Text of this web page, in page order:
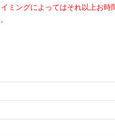
ミングによってはそれ以上お